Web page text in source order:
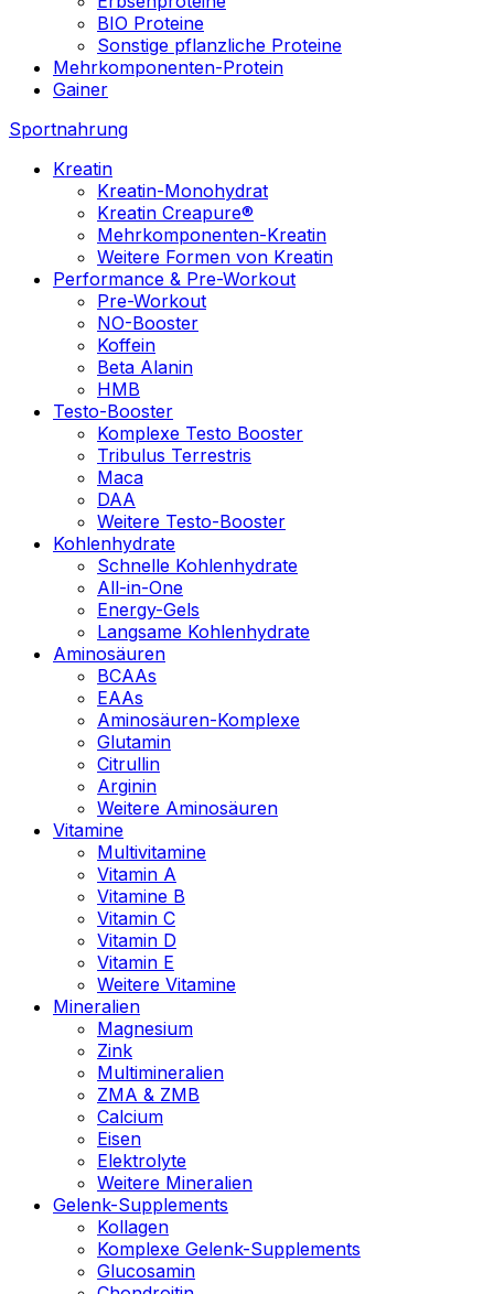
BIO Proteine
Sonstige pflanzliche Proteine
Mehrkomponenten-Protein
Gainer
Sportnahrung
Kreatin
Kreatin-Monohydrat
Kreatin Creapure®
Mehrkomponenten-Kreatin
Weitere Formen von Kreatin
Performance & Pre-Workout
Pre-Workout
NO-Booster
Koffein
Beta Alanin
HMB
Testo-Booster
Komplexe Testo Booster
Tribulus Terrestris
Maca
DAA
Weitere Testo-Booster
Kohlenhydrate
Schnelle Kohlenhydrate
All-in-One
Energy-Gels
Langsame Kohlenhydrate
Aminosäuren
BCAAs
EAAs
Aminosäuren-Komplexe
Glutamin
Citrullin
Arginin
Weitere Aminosäuren
Vitamine
Multivitamine
Vitamin A
Vitamine B
Vitamin C
Vitamin D
Vitamin E
Weitere Vitamine
Mineralien
Magnesium
Zink
Multimineralien
ZMA & ZMB
Calcium
Eisen
Elektrolyte
Weitere Mineralien
Gelenk-Supplements
Kollagen
Komplexe Gelenk-Supplements
Glucosamin